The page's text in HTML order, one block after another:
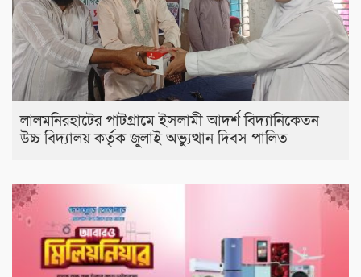
লালমনিরহাটের পাটগ্রামে ইসলামী আদর্শ বিদ্যানিকেতন
উচ্চ বিদ্যালয় কর্তৃক জুলাই অভ্যুত্থান দিবস পালিত